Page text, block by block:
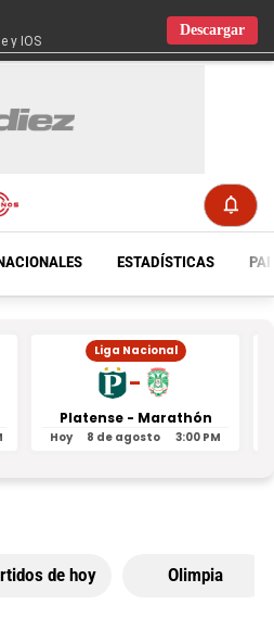
y IOS
Descargar
ESTADÍSTICAS
Liga Nacional
-
Platense - Marathón
Hoy 8 de agosto 3:00 PM
de hoy Olimpia